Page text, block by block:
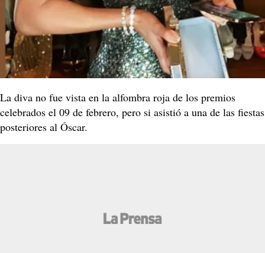
La diva no fue vista en la alfombra roja de los premios
celebrados el 09 de febrero, pero si asistió a una de las fiestas
posteriores al Óscar.